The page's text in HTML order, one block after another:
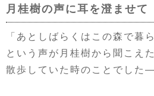
月桂樹の声に耳を澄ませて
「あとしばらくはこの森で暮
という声が月桂樹から聞こえ
散歩していた時のことでした